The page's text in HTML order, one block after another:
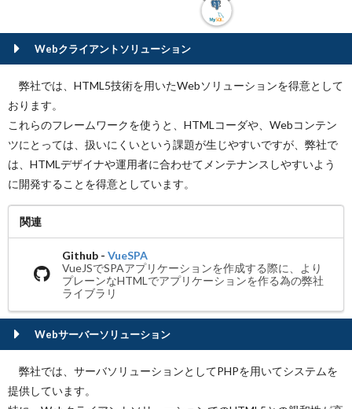
Webクライアントソリューション
弊社では、HTML5技術を用いたWebソリューションを得意として
おります。
これらのフレームワークを使うと、HTMLコーダや、Webコンテン
ツにとっては、扱いにくいという課題が生じやすいですが、弊社で
は、HTMLデザイナや運用者に合わせてメンテナンスしやすいよう
に開発することを得意としています。
関連
Github - VueSPA
VueJSでSPAアプリケーションを作成する際に、より
プレーンなHTMLでアプリケーションを作る為の弊社
ライブラリ
Webサーバーソリューション
弊社では、サーバソリューションとしてPHPを用いてシステムを
提供しています。